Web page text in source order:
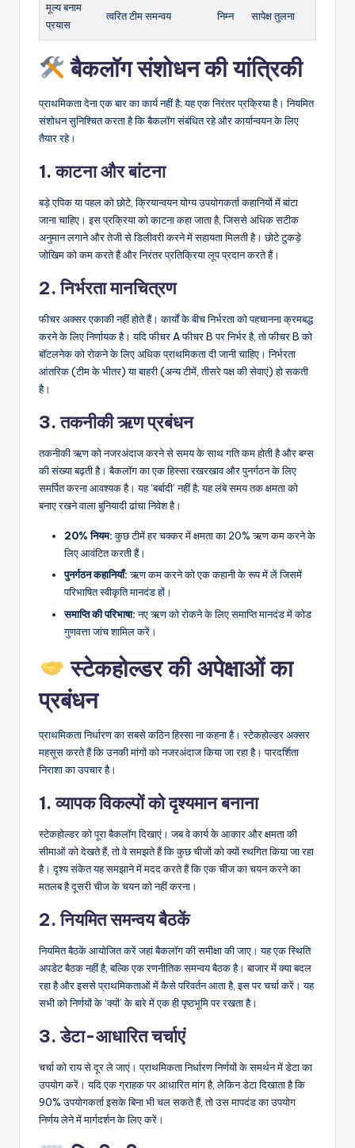
मूल्य बनाम
प्रयास
त्वरित टीम समन्वय निम्न सापेक्ष तुलना
बैकलॉग संशोधन की यांत्रिकी
प्राथमिकता देना एक बार का कार्य नहीं है; यह एक निरंतर प्रक्रिया है। नियमित
संशोधन सुनिश्चित करता है कि बैकलॉग संबंधित रहे और कार्यान्वयन के लिए
तैयार रहे।
1. काटना और बांटना
बड़े एपिक या पहल को छोटे, क्रियान्वयन योग्य उपयोगकर्ता कहानियों में बांटा
जाना चाहिए। इस प्रक्रिया को काटना कहा जाता है, जिससे अधिक सटीक
अनुमान लगाने और तेजी से डिलीवरी करने में सहायता मिलती है। छोटे टुकड़े
जोखिम को कम करते हैं और निरंतर प्रतिक्रिया लूप प्रदान करते हैं।
2. निर्भरता मानचित्रण
फीचर अक्सर एकाकी नहीं होते हैं। कार्यों के बीच निर्भरता को पहचानना क्रमबद्ध
करने के लिए निर्णायक है। यदि फीचर A फीचर B पर निर्भर है, तो फीचर B को
बॉटलनेक को रोकने के लिए अधिक प्राथमिकता दी जानी चाहिए। निर्भरता
आंतरिक (टीम के भीतर) या बाहरी (अन्य टीमें, तीसरे पक्ष की सेवाएं) हो सकती
है।
3. तकनीकी ऋण प्रबंधन
तकनीकी ऋण को नजरअंदाज करने से समय के साथ गति कम होती है और बग्स
की संख्या बढ़ती है। बैकलॉग का एक हिस्सा रखरखाव और पुनर्गठन के लिए
समर्पित करना आवश्यक है। यह ‘बर्बादी’ नहीं है; यह लंबे समय तक क्षमता को
बनाए रखने वाला बुनियादी ढांचा निवेश है।
20% नियम:कुछ टीमें हर चक्कर में क्षमता का 20% ऋण कम करने के
लिए आवंटित करती हैं।
पुनर्गठन कहानियाँ:ऋण कम करने को एक कहानी के रूप में लें जिसमें
परिभाषित स्वीकृति मानदंड हों।
समाप्ति की परिभाषा:नए ऋण को रोकने के लिए समाप्ति मानदंड में कोड
गुणवत्ता जांच शामिल करें।
स्टेकहोल्डर की अपेक्षाओं का
प्रबंधन
प्राथमिकता निर्धारण का सबसे कठिन हिस्सा ना कहना है। स्टेकहोल्डर अक्सर
महसूस करते हैं कि उनकी मांगों को नजरअंदाज किया जा रहा है। पारदर्शिता
निराशा का उपचार है।
1. व्यापक विकल्पों को दृश्यमान बनाना
स्टेकहोल्डर को पूरा बैकलॉग दिखाएं। जब वे कार्य के आकार और क्षमता की
सीमाओं को देखते हैं, तो वे समझते हैं कि कुछ चीजों को क्यों स्थगित किया जा रहा
है। दृश्य संकेत यह समझाने में मदद करते हैं कि एक चीज का चयन करने का
मतलब है दूसरी चीज के चयन को नहीं करना।
2. नियमित समन्वय बैठकें
नियमित बैठकें आयोजित करें जहां बैकलॉग की समीक्षा की जाए। यह एक स्थिति
अपडेट बैठक नहीं है, बल्कि एक रणनीतिक समन्वय बैठक है। बाजार में क्या बदल
रहा है और इससे प्राथमिकताओं में कैसे परिवर्तन आता है, इस पर चर्चा करें। यह
सभी को निर्णयों के ‘क्यों’ के बारे में एक ही पृष्ठभूमि पर रखता है।
3. डेटा-आधारित चर्चाएं
चर्चा को राय से दूर ले जाएं। प्राथमिकता निर्धारण निर्णयों के समर्थन में डेटा का
उपयोग करें। यदि एक ग्राहक पर आधारित मांग है, लेकिन डेटा दिखाता है कि
90% उपयोगकर्ता इसके बिना भी चल सकते हैं, तो उस मापदंड का उपयोग
निर्णय लेने में मार्गदर्शन के लिए करें।